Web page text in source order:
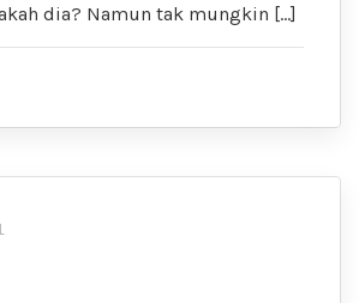
dia? Namun tak mungkin […]